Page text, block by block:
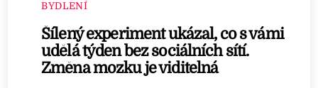
BYDLENÍ
Šílený experiment ukázal, co s vámi
udělá týden bez sociálních sítí.
Změna mozku je viditelná